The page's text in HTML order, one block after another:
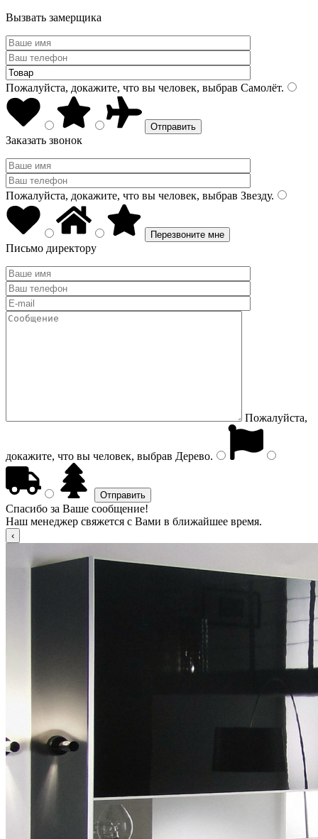
Вызвать замерщика
Пожалуйста, докажите, что вы человек, выбрав Самолёт.
Заказать звонок
Пожалуйста, докажите, что вы человек, выбрав Звезду.
Письмо директору
Пожалуйста,
докажите, что вы человек, выбрав Дерево.
Спасибо за Ваше сообщение!
Наш менеджер свяжется с Вами в ближайшее время.